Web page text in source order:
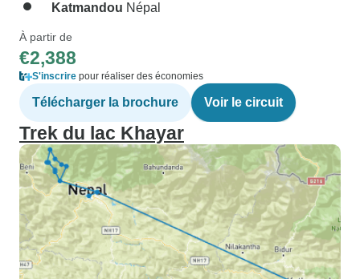
Katmandou Népal
À partir de
€2,388
S'inscrire pour réaliser des économies
Télécharger la brochure Voir le circuit
Trek du lac Khayar